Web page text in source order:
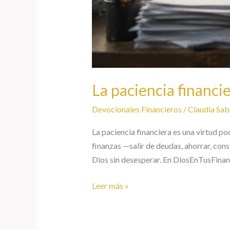
La paciencia
Devocionales Financieros /Claudia
La paciencia financiera es una virtud
finanzas —salir de deudas, ahorrar,
Dios sin desesperar. En
Leer más »